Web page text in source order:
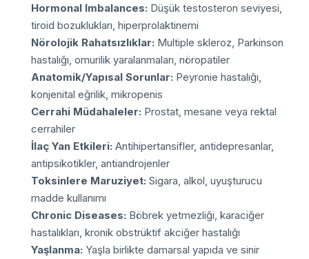
Hormonal Imbalances: Düşük testosteron seviyesi,
tiroid bozuklukları, hiperprolaktinemi
Nörolojik Rahatsızlıklar: Multiple skleroz, Parkinson
hastalığı, omurilik yaralanmaları, nöropatiler
Anatomik/Yapısal Sorunlar: Peyronie hastalığı,
konjenital eğrilik, mikropenis
Cerrahi Müdahaleler: Prostat, mesane veya rektal
cerrahiler
İlaç Yan Etkileri: Antihipertansifler, antidepresanlar,
antipsikotikler, antiandrojenler
Toksinlere Maruziyet: Sigara, alkol, uyuşturucu
madde kullanımı
Chronic Diseases: Böbrek yetmezliği, karaciğer
hastalıkları, kronik obstrüktif akciğer hastalığı
Yaşlanma: Yaşla birlikte damarsal yapıda ve sinir